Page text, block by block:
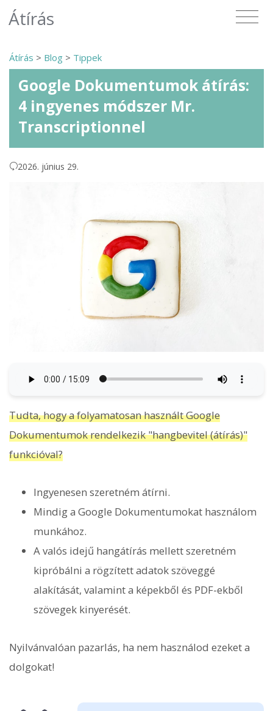
Átírás
Átírás > Blog > Tippek
Google Dokumentumok átírás:
4 ingyenes módszer Mr.
Transcriptionnel
2026. június 29.
Tudta, hogy a folyamatosan használt Google
Dokumentumok rendelkezik "hangbevitel (átírás)"
funkcióval?
Ingyenesen szeretném átírni.
Mindig a Google Dokumentumokat használom
munkához.
A valós idejű hangátírás mellett szeretném
kipróbálni a rögzített adatok szöveggé
alakítását, valamint a képekből és PDF-ekből
szövegek kinyerését.
Nyilvánvalóan pazarlás, ha nem használod ezeket a
dolgokat!